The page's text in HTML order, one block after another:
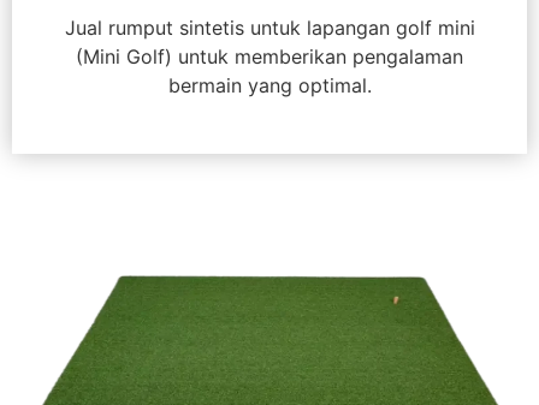
Jual rumput sintetis untuk lapangan golf mini
(Mini Golf) untuk memberikan pengalaman
bermain yang optimal.